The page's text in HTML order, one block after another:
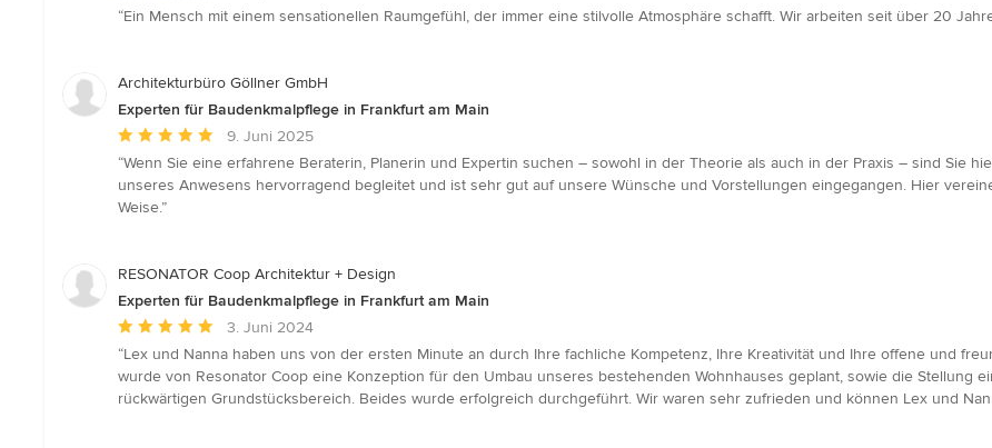
Bewertung:
5
“Ein Mensch mit einem sensationellen Raumgefühl, der immer eine stilvolle Atmosphäre schafft. Wir arbeiten seit über 20
Architekturbüro Göllner GmbH
Experten für Baudenkmalpflege in Frankfurt am Main
Durchschnittliche
Bewertung:
5
von
9. Juni 2025
“Wenn Sie eine erfahrene Beraterin, Planerin und Expertin suchen – sowohl in der Theorie als auch in der Praxis – sind Sie
unseres Anwesens hervorragend begleitet und ist sehr gut auf unsere Wünsche und Vorstellungen eingegangen. Hier
Weise.”
RESONATOR Coop Architektur + Design
Experten für Baudenkmalpflege in Frankfurt am Main
Durchschnittliche
Bewertung:
5
von
3. Juni 2024
“Lex und Nanna haben uns von der ersten Minute an durch Ihre fachliche Kompetenz, Ihre Kreativität und Ihre offene und
wurde von Resonator Coop eine Konzeption für den Umbau unseres bestehenden Wohnhauses geplant, sowie die Stellung
rückwärtigen Grundstücksbereich. Beides wurde erfolgreich durchgeführt. Wir waren sehr zufrieden und können Lex und